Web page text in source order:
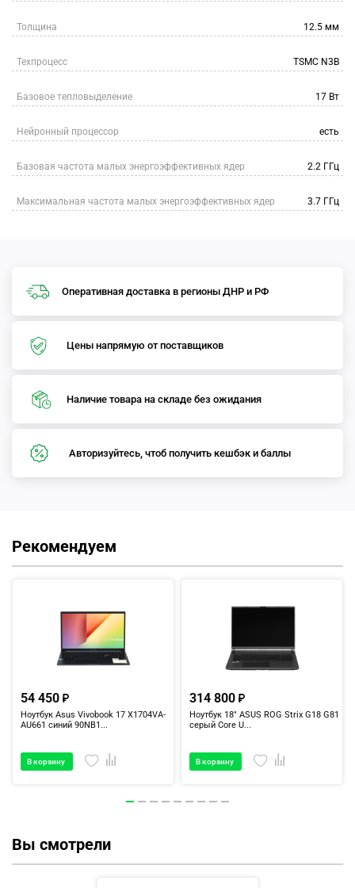
Толщина 12.5 мм
Техпроцесс TSMC N3B
Базовое тепловыделение 17 Вт
Нейронный процессор есть
Базовая частота малых энергоэффективных ядер 2.2 ГГц
Максимальная частота малых энергоэффективных ядер 3.7 ГГц
Оперативная доставка в регионы ДНР и РФ
Цены напрямую от поставщиков
Наличие товара на складе без ожидания
Авторизуйтесь, чтоб получить кешбэк и баллы
Рекомендуем
54 450
Ноутбук Asus Vivobook 17 X1704VA-
AU661 синий 90NB1...
В корзину
314 800
Ноутбук 18" ASUS ROG Strix G18 G815LR
серый Core U...
В корзину
Вы смотрели